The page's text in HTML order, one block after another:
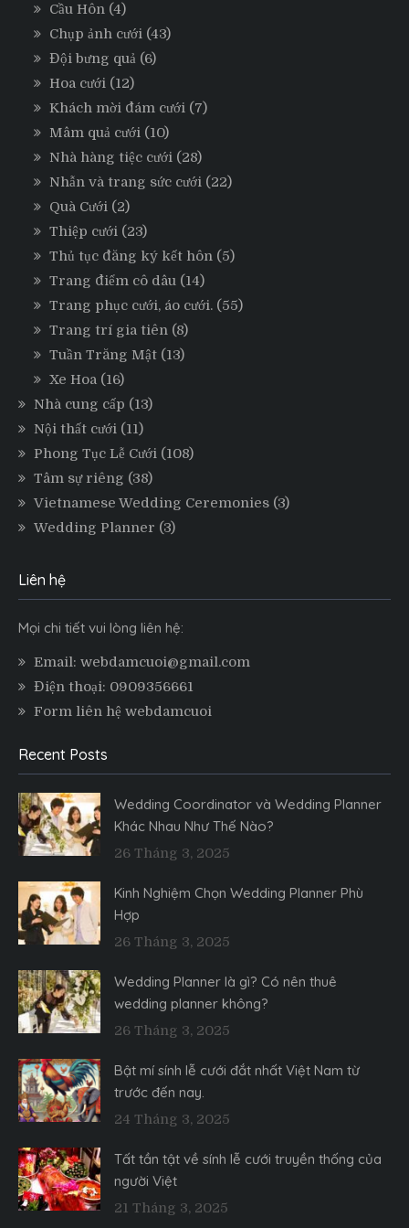
Cầu Hôn (4)
Chụp ảnh cưới (43)
Đội bưng quả (6)
Hoa cưới (12)
Khách mời đám cưới (7)
Mâm quả cưới (10)
Nhà hàng tiệc cưới (28)
Nhẫn và trang sức cưới (22)
Quà Cưới (2)
Thiệp cưới (23)
Thủ tục đăng ký kết hôn (5)
Trang điểm cô dâu (14)
Trang phục cưới, áo cưới. (55)
Trang trí gia tiên (8)
Tuần Trăng Mật (13)
Xe Hoa (16)
Nhà cung cấp (13)
Nội thất cưới (11)
Phong Tục Lễ Cưới (108)
Tâm sự riêng (38)
Vietnamese Wedding Ceremonies (3)
Wedding Planner (3)
Liên hệ
Mọi chi tiết vui lòng liên hệ:
Email: webdamcuoi@gmail.com
Điện thoại: 0909356661
Form liên hệ webdamcuoi
Recent Posts
Wedding Coordinator và Wedding Planner
Khác Nhau Như Thế Nào?
26 Tháng 3, 2025
Kinh Nghiệm Chọn Wedding Planner Phù
Hợp
26 Tháng 3, 2025
Wedding Planner là gì? Có nên thuê
wedding planner không?
26 Tháng 3, 2025
Bật mí sính lễ cưới đắt nhất Việt Nam từ
trước đến nay.
24 Tháng 3, 2025
Tất tần tật về sính lễ cưới truyền thống của
người Việt
21 Tháng 3, 2025